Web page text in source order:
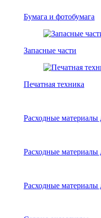
Бумага и фотобумага
Запасные части
Печатная техника
Расходные
Расходные
Расходные